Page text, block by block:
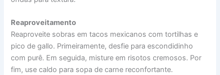
Reaproveitamento
Reaproveite sobras em tacos mexicanos com tortilhas e
pico de gallo. Primeiramente, desfie para escondidinho
com purê. Em seguida, misture em risotos cremosos. Por
fim, use caldo para sopa de carne reconfortante.